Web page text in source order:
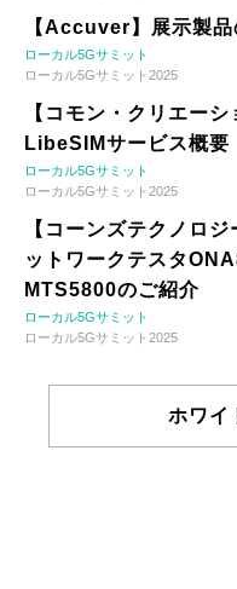
【Accuver】展示製
ローカル5Gサミット
ローカル5Gサミット2025
【コモン・クリエー
LibeSIMサービス概要
ローカル5Gサミット
ローカル5Gサミット2025
【コーンズテクノロ
ットワークテスタ
MTS5800のご紹介
ローカル5Gサミット
ローカル5Gサミット2025
ホワイ